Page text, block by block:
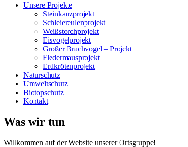
Unsere Projekte
Steinkauzprojekt
Schleiereulenprojekt
Weißstorchprojekt
Eisvogelprojekt
Großer Brachvogel – Projekt
Fledermausprojekt
Erdkrötenprojekt
Naturschutz
Umweltschutz
Biotopschutz
Kontakt
Was wir tun
Willkommen auf der Website unserer Ortsgruppe!